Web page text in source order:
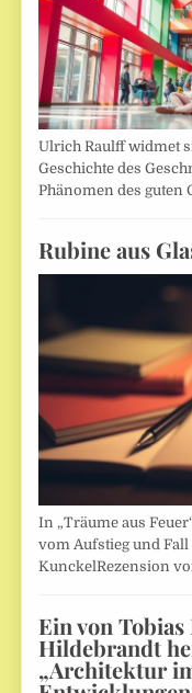
Ulrich Raulff widmet
Geschichte des
Phänomen des guten
Rubine aus
In „Träume aus
vom Aufstieg und
KunckelRezension
Ein von
Hildebrandt
„Architektur